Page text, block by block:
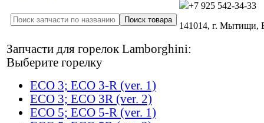
+7 925 542-34-33
141014, г. Мытищи,
Запчасти для горелок Lamborghini:
Выберите горелку
ECO 3; ECO 3-R (ver. 1)
ECO 3; ECO 3R (ver. 2)
ECO 5; ECO 5-R (ver. 1)